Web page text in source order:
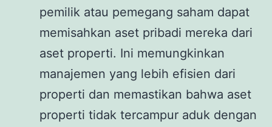
pemilik atau pemegang saham dapat
memisahkan aset pribadi mereka dari
aset properti. Ini memungkinkan
manajemen yang lebih efisien dari
properti dan memastikan bahwa aset
properti tidak tercampur aduk dengan